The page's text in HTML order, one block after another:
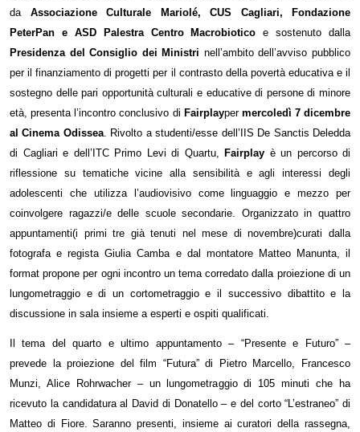
da Associazione Culturale Mariolé, CUS Cagliari, Fondazione
PeterPan e ASD Palestra Centro Macrobiotico e sostenuto dalla
Presidenza del Consiglio dei Ministri nell’ambito dell’avviso pubblico
per il finanziamento di progetti per il contrasto della povertà educativa e il
sostegno delle pari opportunità culturali e educative di persone di minore
età, presenta l’incontro conclusivo di Fairplayper mercoledì 7 dicembre
al Cinema Odissea. Rivolto a studenti/esse dell’IIS De Sanctis Deledda
di Cagliari e dell’ITC Primo Levi di Quartu, Fairplay è un percorso di
riflessione su tematiche vicine alla sensibilità e agli interessi degli
adolescenti che utilizza l’audiovisivo come linguaggio e mezzo per
coinvolgere ragazzi/e delle scuole secondarie. Organizzato in quattro
appuntamenti(i primi tre già tenuti nel mese di novembre)curati dalla
fotografa e regista Giulia Camba e dal montatore Matteo Manunta, il
format propone per ogni incontro un tema corredato dalla proiezione di un
lungometraggio e di un cortometraggio e il successivo dibattito e la
discussione in sala insieme a esperti e ospiti qualificati.
Il tema del quarto e ultimo appuntamento – “Presente e Futuro” –
prevede la proiezione del film “Futura” di Pietro Marcello, Francesco
Munzi, Alice Rohrwacher – un lungometraggio di 105 minuti che ha
ricevuto la candidatura al David di Donatello – e del corto “L’estraneo” di
Matteo di Fiore. Saranno presenti, insieme ai curatori della rassegna,